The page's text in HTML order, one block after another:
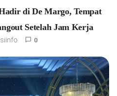
di De Margo, Tempat
Setelah Jam Kerja
0